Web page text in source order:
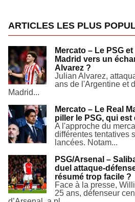
ARTICLES LES PLUS
Mercato – Le PSG
Madrid vers un
Alvarez ?
Julian Alvarez,
ans de l'Argentine et
Madrid...
Mercato – Le Real
piller le PSG, qui est
A l'approche du
différentes tentatives
lancées. Notam...
PSG/Arsenal –
duel attaque-
résumé trop facile ?
Face à la presse,
25 ans, défenseur